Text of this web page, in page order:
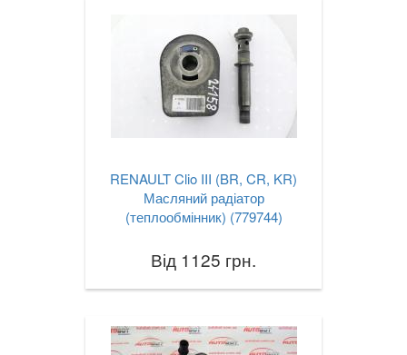
RENAULT Clio III (BR, CR, KR)
Масляний радіатор
(теплообмінник) (779744)
Від 1125 грн.